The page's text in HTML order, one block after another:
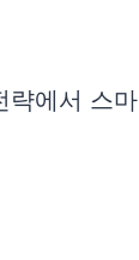
략에서 스마